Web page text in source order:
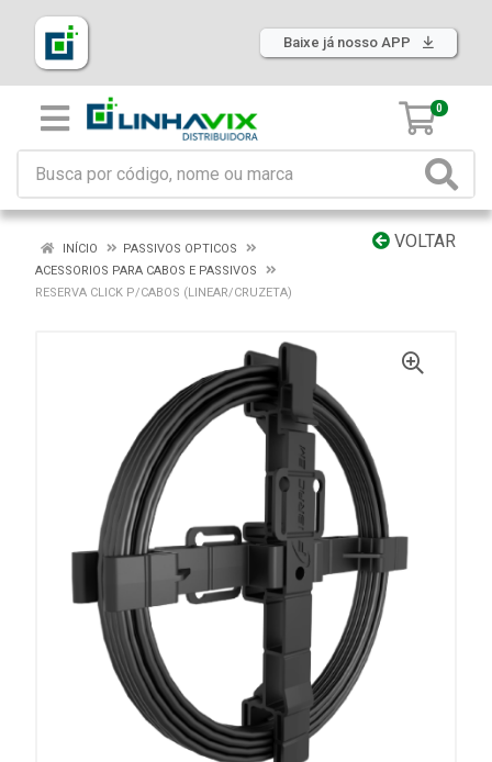
Baixe já nosso APP
0
VOLTAR
INÍCIO
PASSIVOS OPTICOS
ACESSORIOS PARA CABOS E PASSIVOS
RESERVA CLICK P/CABOS (LINEAR/CRUZETA)